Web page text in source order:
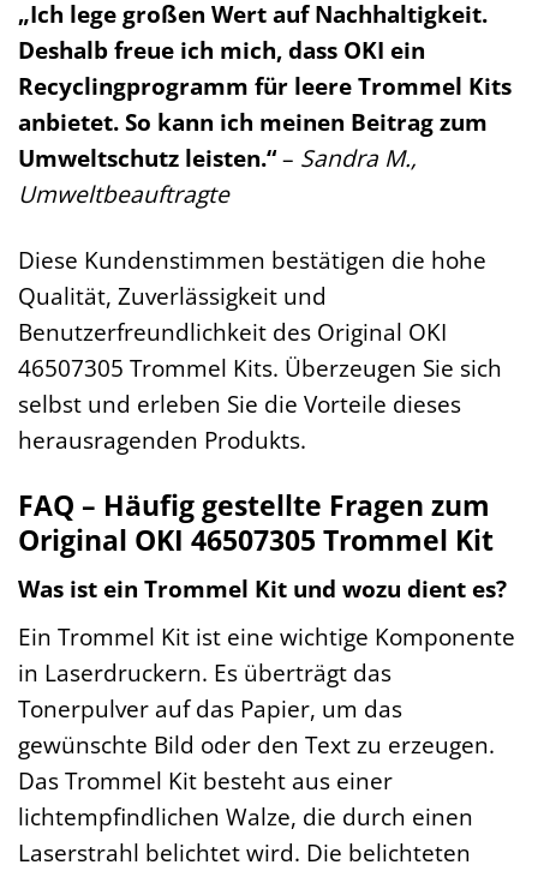
„Ich lege großen Wert auf Nachhaltigkeit.
Deshalb freue ich mich, dass OKI ein
Recyclingprogramm für leere Trommel Kits
anbietet. So kann ich meinen Beitrag zum
Umweltschutz leisten.“– Sandra M.,
Umweltbeauftragte
Diese Kundenstimmen bestätigen die hohe
Qualität, Zuverlässigkeit und
Benutzerfreundlichkeit des Original OKI
46507305 Trommel Kits. Überzeugen Sie sich
selbst und erleben Sie die Vorteile dieses
herausragenden Produkts.
FAQ – Häufig gestellte Fragen zum
Original OKI 46507305 Trommel Kit
Was ist ein Trommel Kit und wozu dient es?
Ein Trommel Kit ist eine wichtige Komponente
in Laserdruckern. Es überträgt das
Tonerpulver auf das Papier, um das
gewünschte Bild oder den Text zu erzeugen.
Das Trommel Kit besteht aus einer
lichtempfindlichen Walze, die durch einen
Laserstrahl belichtet wird. Die belichteten